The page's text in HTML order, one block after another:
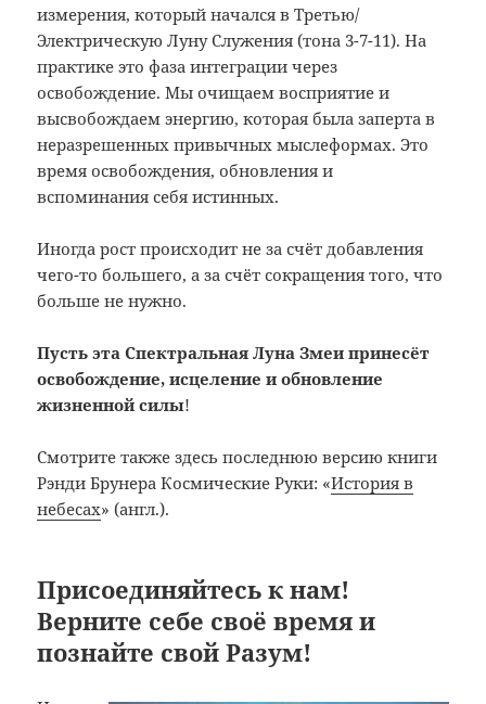
измерения, который начался в Третью/
Электрическую Луну Служения (тона 3-7-11). На
практике это фаза интеграции через
освобождение. Мы очищаем восприятие и
высвобождаем энергию, которая была заперта в
неразрешенных привычных мыслеформах. Это
время освобождения, обновления и
вспоминания себя истинных.
Иногда рост происходит не за счёт добавления
чего-то большего, а за счёт сокращения того, что
больше не нужно.
Пусть эта Спектральная Луна Змеи принесёт
освобождение, исцеление и обновление
жизненной силы!
Смотрите также здесь последнюю версию книги
Рэнди Брунера Космические Руки: «История в
небесах» (англ.).
Присоединяйтесь к нам!
Верните себе своё время и
познайте свой Разум!